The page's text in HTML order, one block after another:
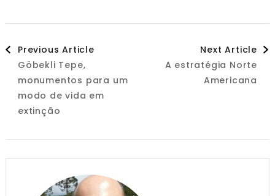
Post
Navigation
Previous Article
Göbekli Tepe,
monumentos para um
modo de vida em
extinção
Next Article
A estratégia Norte
Americana